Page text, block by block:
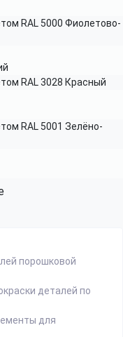
порошковой
деталей по
для